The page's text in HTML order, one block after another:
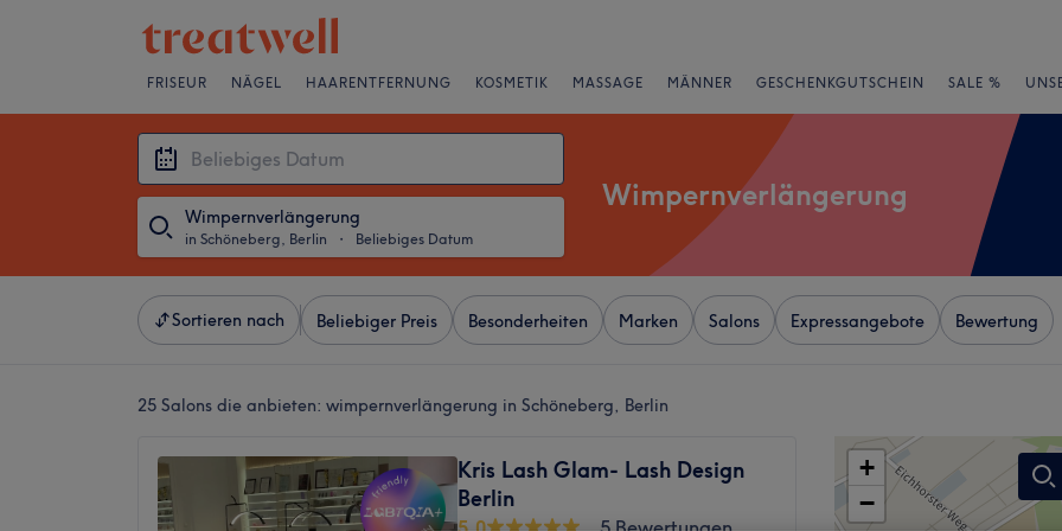
FRISEUR NÄGEL HAARENTFERNUNG KOSMETIK MASSAGE MÄNNER GESCHENKGUTSCHEIN SALE %
Wimpernverlängerung
in Schöneberg, Berlin ・ Beliebiges Datum
Wimpernverlängerung
Sortieren nach Beliebiger Preis Besonderheiten Marken Salons Expressangebote Bewertung
25 Salons die anbieten: wimpernverlängerung in Schöneberg, Berlin
Kris Lash Glam- Lash Design
Berlin
+
−